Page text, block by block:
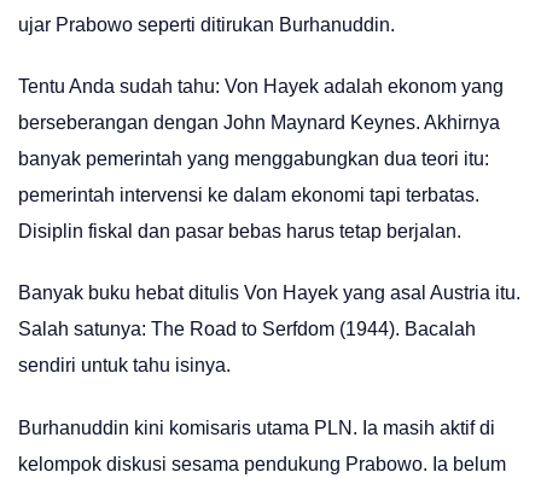
ujar Prabowo seperti ditirukan Burhanuddin.
Tentu Anda sudah tahu: Von Hayek adalah ekonom yang
berseberangan dengan John Maynard Keynes. Akhirnya
banyak pemerintah yang menggabungkan dua teori itu:
pemerintah intervensi ke dalam ekonomi tapi terbatas.
Disiplin fiskal dan pasar bebas harus tetap berjalan.
Banyak buku hebat ditulis Von Hayek yang asal Austria itu.
Salah satunya: The Road to Serfdom (1944). Bacalah
sendiri untuk tahu isinya.
Burhanuddin kini komisaris utama PLN. Ia masih aktif di
kelompok diskusi sesama pendukung Prabowo. Ia belum